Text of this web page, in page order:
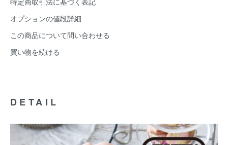
オプションの値段詳細
この商品について問い合わせる
買い物を続ける
DETAIL